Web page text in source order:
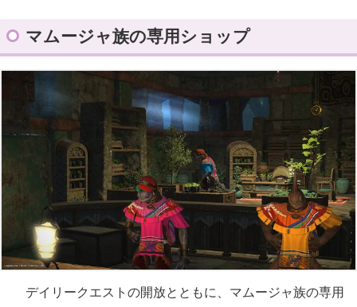
マムージャ族の専用ショップ
デイリークエストの開放とともに、マムージャ族の専用